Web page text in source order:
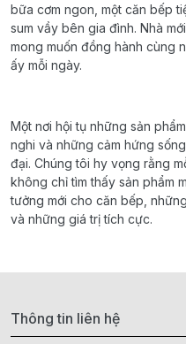
bữa cơm ngon, một căn bếp
sum vầy bên gia đình. Nhà
mong muốn đồng hành cùng
ấy mỗi ngày.
Một nơi hội tụ những sản
nghi và những cảm hứng
đại. Chúng tôi hy vọng rằng
không chỉ tìm thấy sản phẩm
tưởng mới cho căn bếp,
và những giá trị tích cực.
Thông tin liên hệ